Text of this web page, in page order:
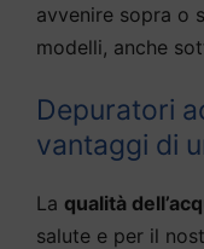
avvenire sopra o
modelli, anche
Depuratori
vantaggi di
La qualità
salute e per il